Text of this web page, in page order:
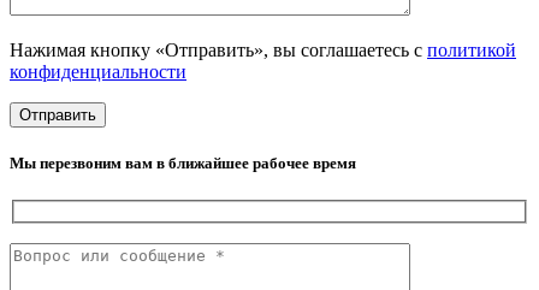
Нажимая кнопку «Отправить», вы соглашаетесь с политикой
конфиденциальности
Мы перезвоним вам в ближайшее рабочее время